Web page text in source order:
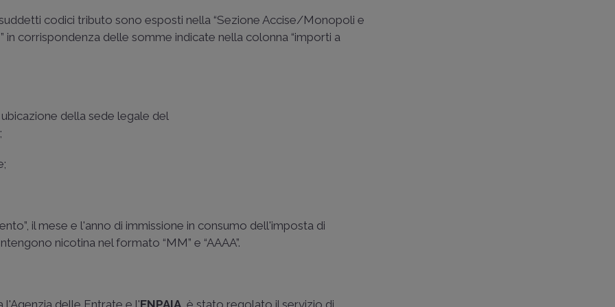
codici tributo sono esposti nella “Sezione Accise/Monopoli e
in corrispondenza delle somme indicate nella colonna “importi a
della sede legale del
il mese e l'anno di immissione in consumo dell'imposta di
nicotina nel formato “MM” e “AAAA”.
l'Agenzia delle Entrate e l'ENPAIA , è stato regolato il servizio di